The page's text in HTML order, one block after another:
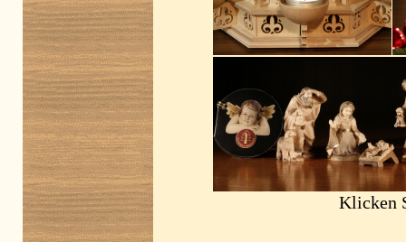
Klicken